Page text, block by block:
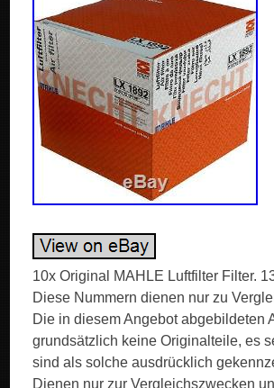
10x Original MAHLE Luftfilter Filter.
Diese Nummern dienen nur zu
Die in diesem Angebot abgebildeten
grundsätzlich keine Originalteile, es
sind als solche ausdrücklich
Dienen nur zur Vergleichszwecken